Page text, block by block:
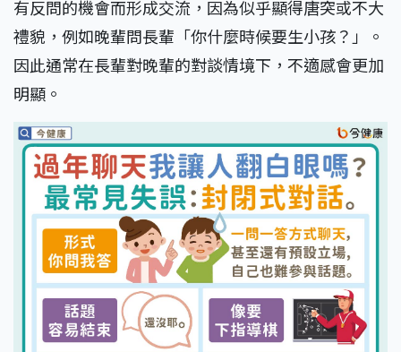
有反問的機會而形成交流，因為似乎顯得唐突或不大
禮貌，例如晚輩問長輩「你什麼時候要生小孩？」。
因此通常在長輩對晚輩的對談情境下，不適感會更加
明顯。